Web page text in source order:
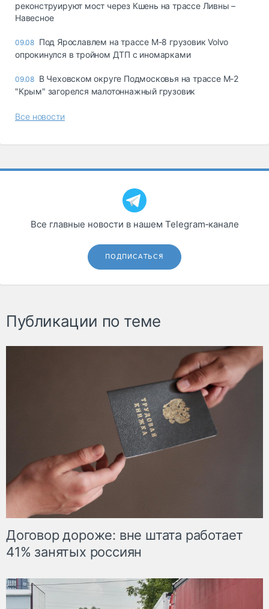
реконструируют мост через Кшень на трассе Ливны –
Навесное
09.08 Под Ярославлем на трассе М-8 грузовик Volvo
опрокинулся в тройном ДТП с иномарками
09.08 В Чеховском округе Подмосковья на трассе М-2
"Крым" загорелся малотоннажный грузовик
Все новости
Все главные новости в нашем Telegram‑канале
ПОДПИСАТЬСЯ
Публикации по теме
Договор дороже: вне штата работает
41% занятых россиян